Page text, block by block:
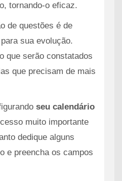
tornando-o eficaz.
de questões é de
sua evolução.
que serão constatados
que precisam de mais
seu calendário
muito importante
dedique alguns
e preencha os campos